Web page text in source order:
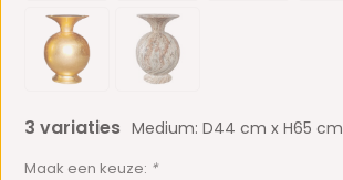
3 variaties Medium: D44 cm x H65 cm
Maak een keuze: *